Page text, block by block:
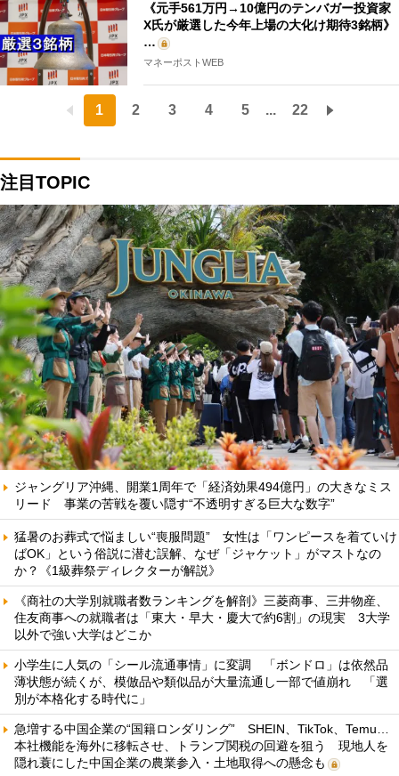
《元手561万円→10億円のテンバガー投資家
X氏が厳選した今年上場の大化け期待3銘柄》
…
マネーポストWEB
1 2 3 4 5 ... 22
注目TOPIC
ジャングリア沖縄、開業1周年で「経済効果494億円」の大きなミス
リード 事業の苦戦を覆い隠す“不透明すぎる巨大な数字”
猛暑のお葬式で悩ましい“喪服問題” 女性は「ワンピースを着ていけ
ばOK」という俗説に潜む誤解、なぜ「ジャケット」がマストなの
か？《1級葬祭ディレクターが解説》
《商社の大学別就職者数ランキングを解剖》三菱商事、三井物産、
住友商事への就職者は「東大・早大・慶大で約6割」の現実 3大学
以外で強い大学はどこか
小学生に人気の「シール流通事情」に変調 「ボンドロ」は依然品
薄状態が続くが、模倣品や類似品が大量流通し一部で値崩れ 「選
別が本格化する時代に」
急増する中国企業の“国籍ロンダリング” SHEIN、TikTok、Temu…
本社機能を海外に移転させ、トランプ関税の回避を狙う 現地人を
隠れ蓑にした中国企業の農業参入・土地取得への懸念も